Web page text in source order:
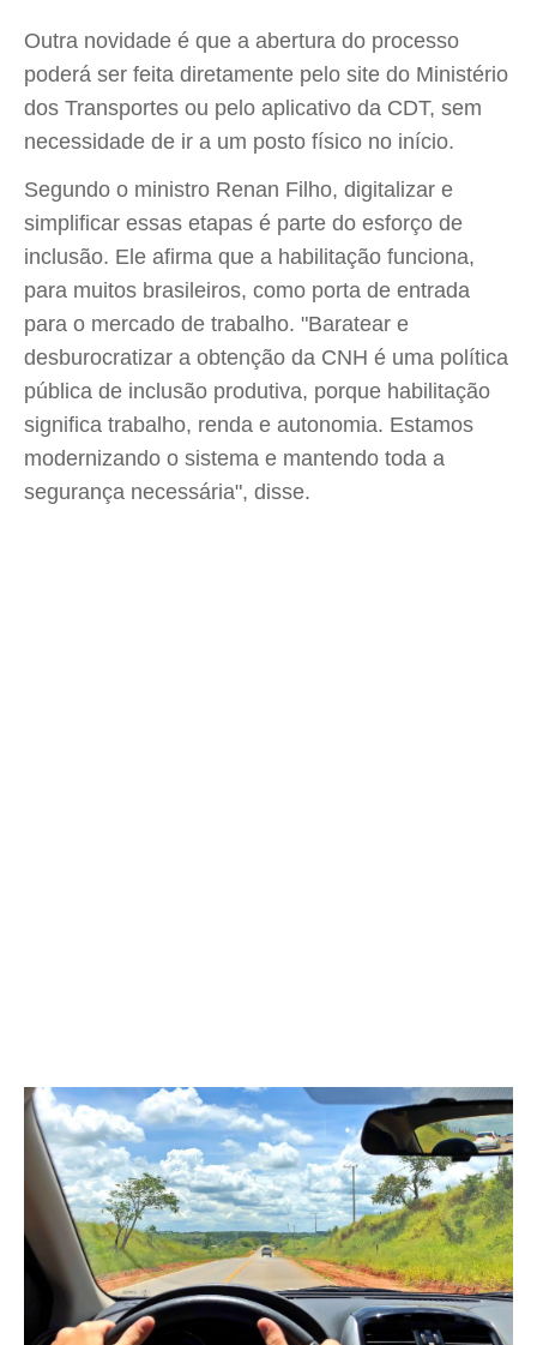
Outra novidade é que a abertura do processo
poderá ser feita diretamente pelo site do Ministério
dos Transportes ou pelo aplicativo da CDT, sem
necessidade de ir a um posto físico no início.
Segundo o ministro Renan Filho, digitalizar e
simplificar essas etapas é parte do esforço de
inclusão. Ele afirma que a habilitação funciona,
para muitos brasileiros, como porta de entrada
para o mercado de trabalho. "Baratear e
desburocratizar a obtenção da CNH é uma política
pública de inclusão produtiva, porque habilitação
significa trabalho, renda e autonomia. Estamos
modernizando o sistema e mantendo toda a
segurança necessária", disse.